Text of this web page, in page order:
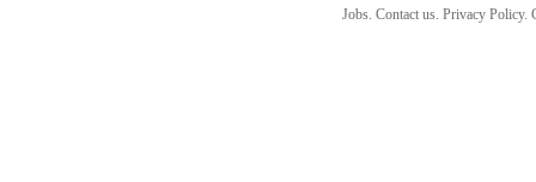
Jobs. Contact us. Privacy